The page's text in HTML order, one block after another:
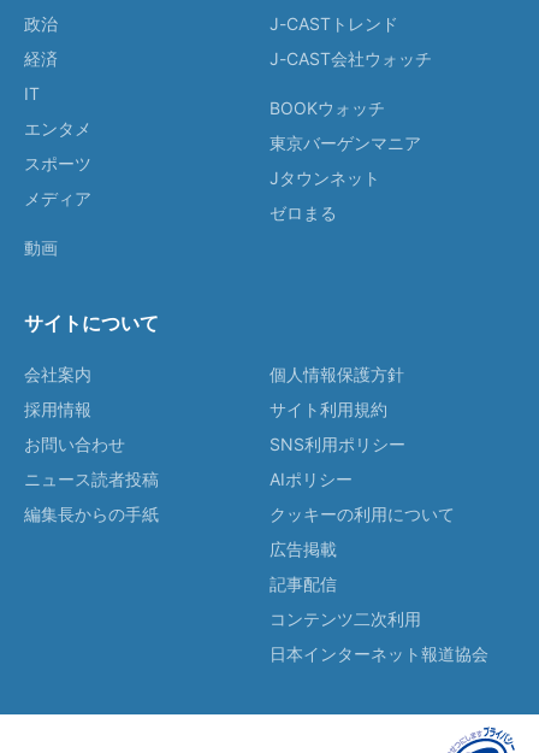
政治
経済
IT
エンタメ
スポーツ
メディア
動画
J-CASTトレンド
J-CAST会社ウォッチ
BOOKウォッチ
東京バーゲンマニア
Jタウンネット
ゼロまる
サイトについて
会社案内
採用情報
お問い合わせ
ニュース読者投稿
編集長からの手紙
個人情報保護方針
サイト利用規約
SNS利用ポリシー
AIポリシー
クッキーの利用について
広告掲載
記事配信
コンテンツ二次利用
日本インターネット報道協会